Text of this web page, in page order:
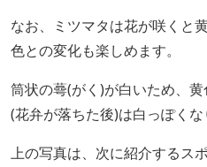
なお、ミツマタは花が咲くと
色との変化も楽しめます。
筒状の蕚(がく)が白いため、
(花弁が落ちた後)は白っぽくな
上の写真は、次に紹介する